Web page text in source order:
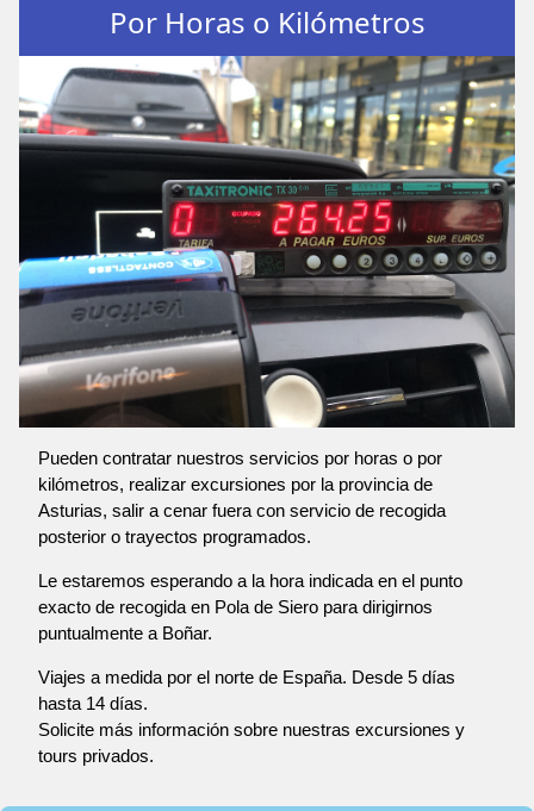
Por Horas o Kilómetros
Pueden contratar nuestros servicios por horas o por
kilómetros, realizar excursiones por la provincia de
Asturias, salir a cenar fuera con servicio de recogida
posterior o trayectos programados.
Le estaremos esperando a la hora indicada en el punto
exacto de recogida en Pola de Siero para dirigirnos
puntualmente a Boñar.
Viajes a medida por el norte de España. Desde 5 días
hasta 14 días.
Solicite más información sobre nuestras excursiones y
tours privados.